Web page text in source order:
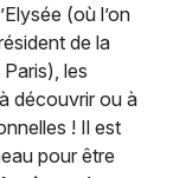
(où l’on
de la
les
découvrir ou à
! Il est
pour être